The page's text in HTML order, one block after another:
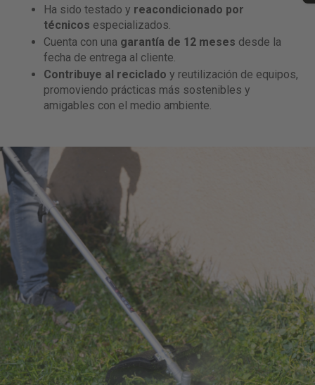
Ha sido testado y reacondicionado por
técnicos especializados.
Cuenta con una garantía de 12 meses desde la
fecha de entrega al cliente.
Contribuye al reciclado y reutilización de equipos,
promoviendo prácticas más sostenibles y
amigables con el medio ambiente.